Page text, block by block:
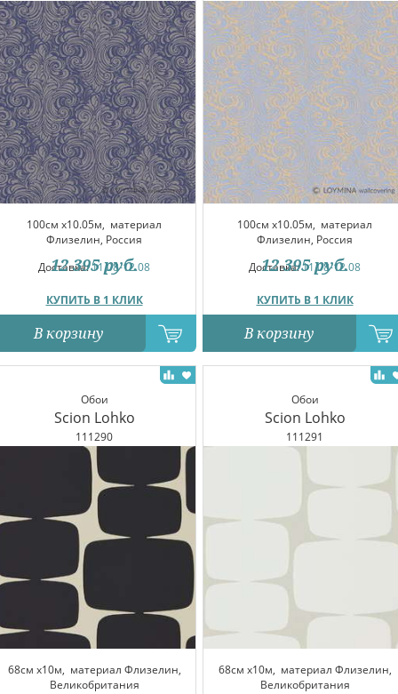
100см x10.05м, материал
Флизелин, Россия
Доставка:11.08-12.08
КУПИТЬ В 1 КЛИК
12 395 руб.
В корзину
100см x10.05м, материал
Флизелин, Россия
Доставка:11.08-12.08
КУПИТЬ В 1 КЛИК
12 395 руб.
В корзину
Обои
Scion Lohko
111290
68см x10м, материал Флизелин,
Великобритания
Обои
Scion Lohko
111291
68см x10м, материал Флизелин,
Великобритания